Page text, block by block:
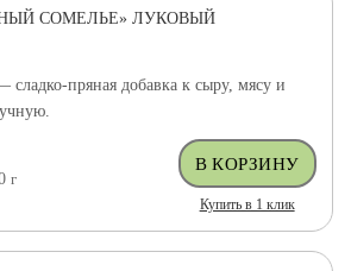
СОМЕЛЬЕ» ЛУКОВЫЙ
пряная добавка к сыру, мясу и
г
Купить в 1 клик